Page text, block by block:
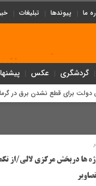
ما پیوندها تبلیغات
گردشگری عکس
قطع نشدن برق در گرمای
ها دربخش مرکزی لالی/از